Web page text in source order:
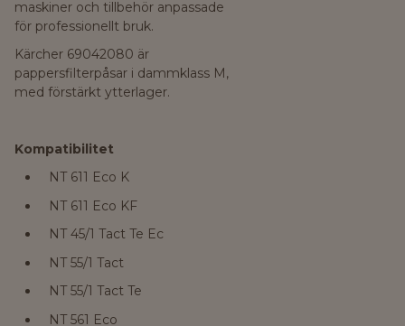
maskiner och tillbehör anpassade
för professionellt bruk.
Kärcher 69042080 är
pappersfilterpåsar i dammklass M,
med förstärkt ytterlager.
Kompatibilitet
NT 611 Eco K
NT 611 Eco KF
NT 45/1 Tact Te Ec
NT 55/1 Tact
NT 55/1 Tact Te
NT 561 Eco